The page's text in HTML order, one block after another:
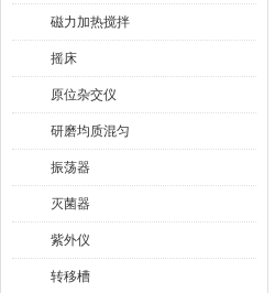
磁力加热搅拌
摇床
原位杂交仪
研磨均质混匀
振荡器
灭菌器
紫外仪
转移槽